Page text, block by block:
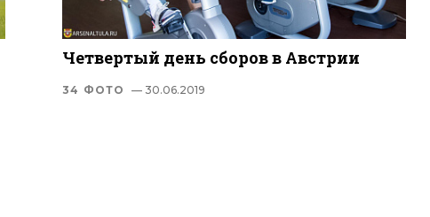
Четвертый день сборов в Австрии
34 ФОТО — 30.06.2019